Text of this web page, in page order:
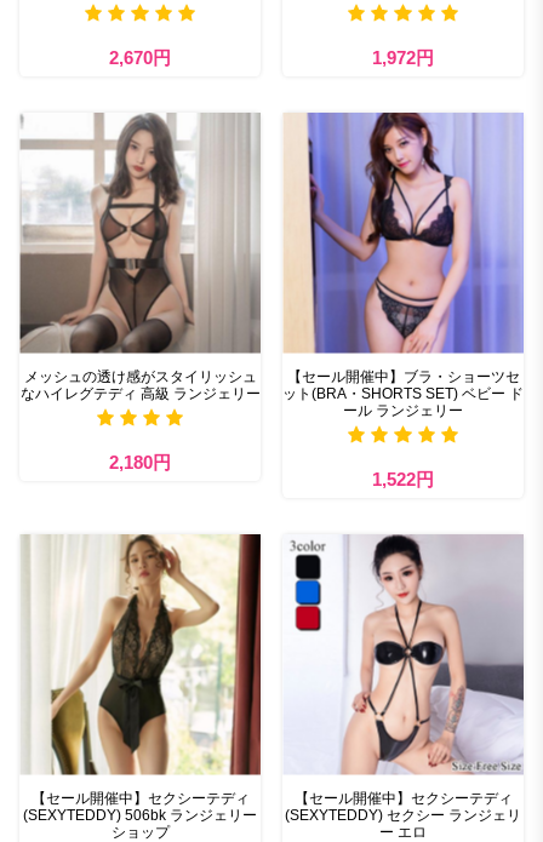
2,670円 1,972円
メッシュの透け感がスタイリッシュ
なハイレグテディ 高級 ランジェリー
2,180円
【セール開催中】ブラ・ショーツセ
ット(BRA・SHORTS SET) ベビー ド
ール ランジェリー
1,522円
【セール開催中】セクシーテディ
(SEXYTEDDY) 506bk ランジェリー
ショップ
【セール開催中】セクシーテディ
(SEXYTEDDY) セクシー ランジェリ
ー エロ